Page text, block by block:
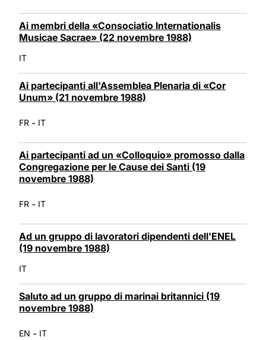
Ai membri della «Consociatio Internationalis
Musicae Sacrae» (22 novembre 1988)
IT
Ai partecipanti all'Assemblea Plenaria di «Cor
Unum» (21 novembre 1988)
FR - IT
Ai partecipanti ad un «Colloquio» promosso dalla
Congregazione per le Cause dei Santi (19
novembre 1988)
FR - IT
Ad un gruppo di lavoratori dipendenti dell'ENEL
(19 novembre 1988)
IT
Saluto ad un gruppo di marinai britannici (19
novembre 1988)
EN - IT